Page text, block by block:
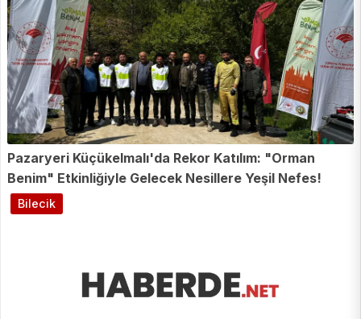
Pazaryeri Küçükelmalı'da Rekor Katılım: "Orman
Benim" Etkinliğiyle Gelecek Nesillere Yeşil Nefes!
Bilecik